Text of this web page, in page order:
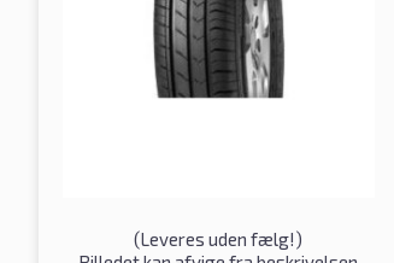
(Leveres uden fælg!)